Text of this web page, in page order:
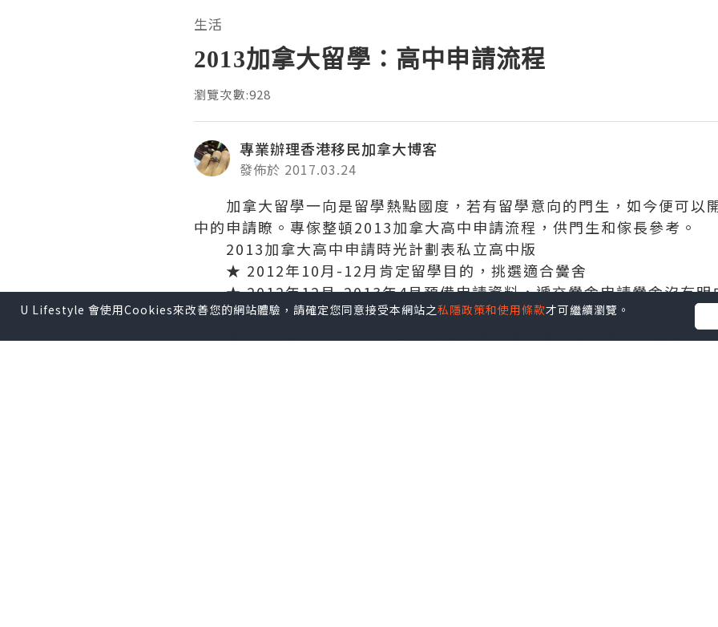
生活
2013加拿大留學：高中申請流程
瀏覽次數:928
專業辦理香港移民加拿大博客
發佈於 2017.03.24
加拿大留學一向是留學熱點國度，若有留學意向的門生，如今便可以
中的申請瞭。專傢整頓2013加拿大高中申請流程，供門生和傢長參考。
2013加拿大高中申請時光計劃表私立高中版
★ 2012年10月-12月肯定留學目的，挑選適合黌舍
★ 2012年12月-2013年4月預備申請資料，遞交黌舍申請黌舍沒有明
有地位，門生便可提交申請
★ 2013年5月 得到黌舍有前提登科關照書，繳付膏火押金，調換無前
U Lifestyle 會使用Cookies來改善您的網站體驗，請確定您同意接受本網站之私隱政策和使用條款才可繼續瀏覽。